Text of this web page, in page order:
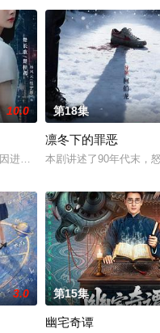
10.0
进贡的“十二生肖”离奇流血炸
第18集
凛冬下的罪恶
本剧讲述了90年代末，
3.0 第15集
幽宅奇谭